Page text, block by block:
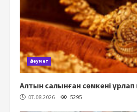
Әлеумет
Алтын салынған сөмкені
07.08.2026 5295